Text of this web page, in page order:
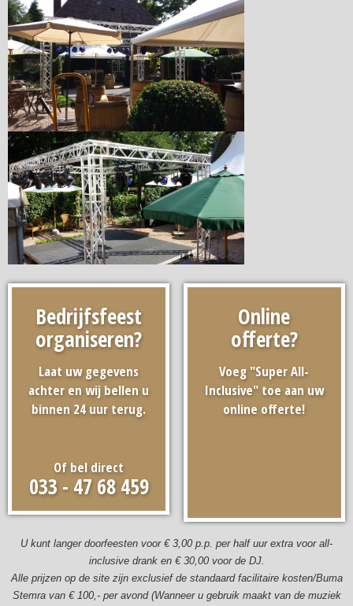
Bedrijfsfeest
organiseren?
Laat uw gegevens
achter en wij bellen u
binnen 24 uur terug.
Of bel direct
033 - 47 68 459
Online
offerte?
Voeg "Super All-
Inclusive" toe aan uw
online offerte!
U kunt langer doorfeesten voor € 3,00 p.p. per half uur extra voor all-
inclusive drank en € 30,00 voor de DJ.
Alle prijzen op de site zijn exclusief de standaard facilitaire kosten/Buma
Stemra van € 100,- per avond (Wanneer u gebruik maakt van de muziek